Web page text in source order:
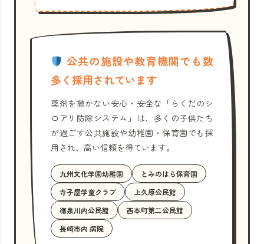
公共の施設や教育機関でも数
多く採用されています
薬剤を撒かない安心・安全な「らくだのシ
ロアリ防除システム」は、多くの子供たち
が過ごす公共施設や幼稚園・保育園でも採
用され、高い信頼を得ています。
九州文化学園幼稚園
とみのはら保育園
寺子屋学童クラブ
上久原公民館
徳泉川内公民館
西本町第二公民館
長崎市内 病院